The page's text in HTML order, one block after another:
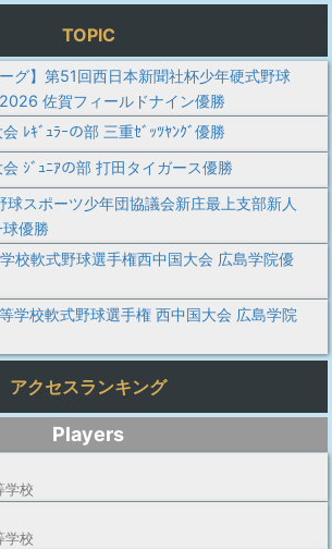
TOPIC
ーグ】第51回西日本新聞社杯少年硬式野球
佐賀フィールドナイン優勝
ﾚｷﾞｭﾗｰの部 三重ｾﾞｯﾂﾔﾝｸﾞ優勝
ｼﾞｭﾆｱの部 打田タイガース優勝
スポーツ少年団協議会新庄最上支部新人
優勝
校軟式野球選手権西中国大会 広島学院優
学校軟式野球選手権 西中国大会 広島学院
アクセスランキング
Players
学校
学校